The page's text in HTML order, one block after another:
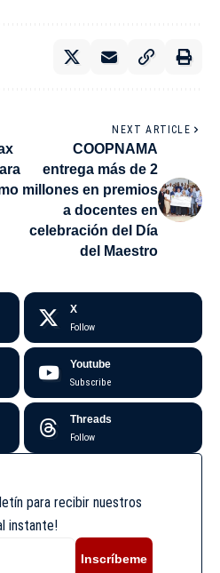
NEXT ARTICLE
COOPNAMA
entrega más de 2
millones en premios
a docentes en
celebración del Día
del Maestro
X
Follow
Youtube
Subscribe
Threads
Follow
para recibir nuestros
instante!
Inscríbeme